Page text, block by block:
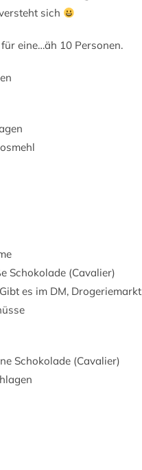
sich
eine…äh 10 Personen.
Schokolade (Cavalier)
es im DM,
Schokolade (Cavalier)